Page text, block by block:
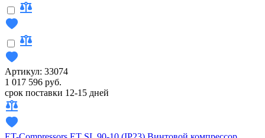
Артикул: 33074
1 017 596 руб.
срок поставки 12-15 дней